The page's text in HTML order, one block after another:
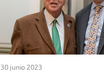
30 junio 2023